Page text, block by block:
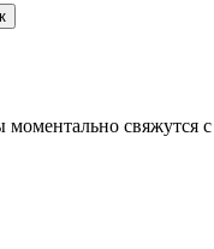
свяжутся